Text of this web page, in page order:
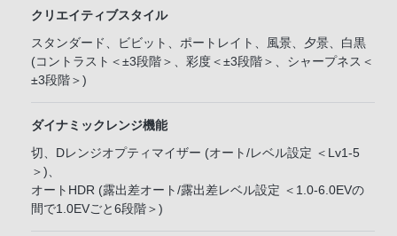
クリエイティブスタイル
スタンダード、ビビット、ポートレイト、風景、夕景、白黒
(コントラスト＜±3段階＞、彩度＜±3段階＞、シャープネス＜
±3段階＞)
ダイナミックレンジ機能
切、Dレンジオプティマイザー (オート/レベル設定 ＜Lv1-5
＞)、
オートHDR (露出差オート/露出差レベル設定 ＜1.0-6.0EVの
間で1.0EVごと6段階＞)